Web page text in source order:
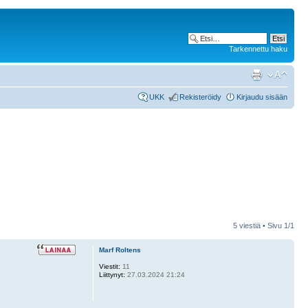
Tarkennettu haku
UKK Rekisteröidy Kirjaudu sisään
5 viestiä • Sivu 1/1
Marf Roltens
Viestit: 11
Liittynyt: 27.03.2024 21:24